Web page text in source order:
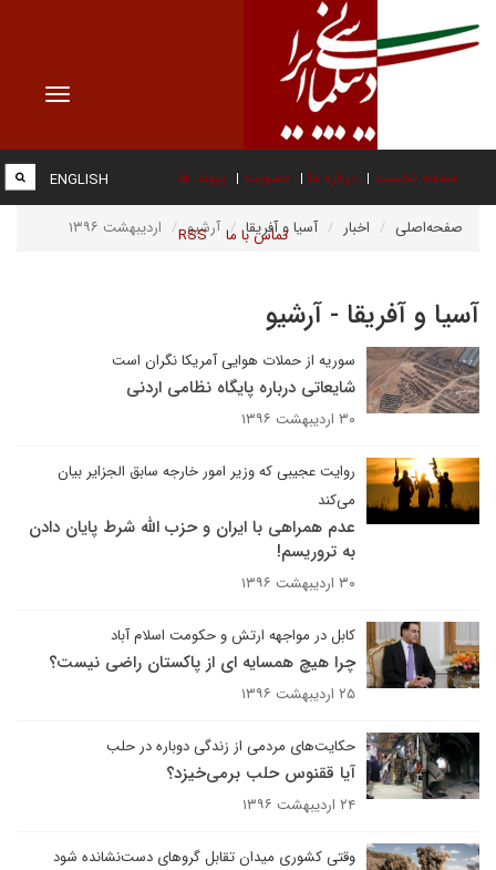
Toggle
صفحه نخست درباره ما عضویت پیوند ها
تماس با ما RSS
ENGLISH
صفحه‌اصلی اخبار آسیا و آفریقا آرشیو اردیبهشت ۱۳۹۶
آسیا و آفریقا - آرشیو
سوریه از حملات هوایی آمریکا نگران است
شایعاتی درباره پایگاه نظامی اردنی
۳۰ اردیبهشت ۱۳۹۶
روایت عجیبی که وزیر امور خارجه سابق الجزایر بیان
می‌کند
عدم همراهی با ایران و حزب الله شرط پایان دادن
به تروریسم!
۳۰ اردیبهشت ۱۳۹۶
کابل در مواجهه ارتش و حکومت اسلام آباد
چرا هیچ همسایه ای از پاکستان راضی نیست؟
۲۵ اردیبهشت ۱۳۹۶
حکایت‌های مردمی از زندگی دوباره در حلب
آیا ققنوس حلب برمی‌خیزد؟
۲۴ اردیبهشت ۱۳۹۶
وقتی کشوری میدان تقابل گروهای دست‌نشانده شود